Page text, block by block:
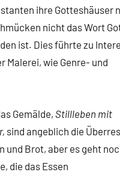
ihre Gotteshäuser
nicht das Wort
ist. Dies führte zu
Malerei, wie Genre- und
Gemälde, Stillleben mit
sind angeblich die
und Brot, aber es geht
die das Essen